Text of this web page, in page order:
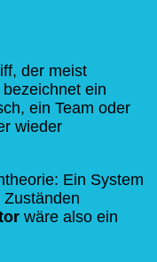
der meist
ein
ein Team oder
wieder
Ein System
wäre also ein